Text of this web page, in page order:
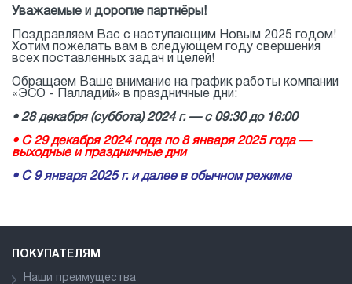
Уважаемые и дорогие партнёры!
Поздравляем Вас с наступающим Новым 2025 годом!
Хотим пожелать вам в следующем году свершения
всех поставленных задач и целей!
Обращаем Ваше внимание на график работы компании
«ЭСО - Палладий» в праздничные дни:
• 28 декабря (суббота) 2024 г. — с 09:30 до 16:00
• С 29 декабря 2024 года по 8 января 2025 года —
выходные и праздничные дни
• С 9 января 2025 г. и далее в обычном режиме
ПОКУПАТЕЛЯМ
Наши преимущества